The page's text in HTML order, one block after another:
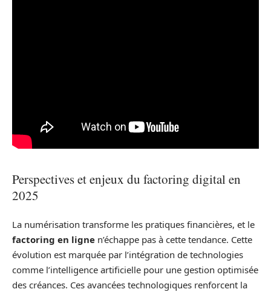
Perspectives et enjeux du factoring digital en
2025
La numérisation transforme les pratiques financières, et le
factoring en ligne n’échappe pas à cette tendance. Cette
évolution est marquée par l’intégration de technologies
comme l’intelligence artificielle pour une gestion optimisée
des créances. Ces avancées technologiques renforcent la